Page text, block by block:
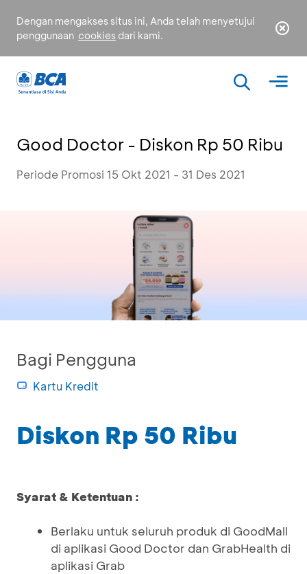
Dengan mengakses situs ini, Anda telah menyetujui
penggunaan cookies dari kami.
Good Doctor - Diskon Rp 50 Ribu
Periode Promosi 15 Okt 2021 - 31 Des 2021
Bagi Pengguna
Kartu Kredit
Diskon Rp 50 Ribu
Syarat & Ketentuan :
Berlaku untuk seluruh produk di GoodMall
di aplikasi Good Doctor dan GrabHealth di
aplikasi Grab